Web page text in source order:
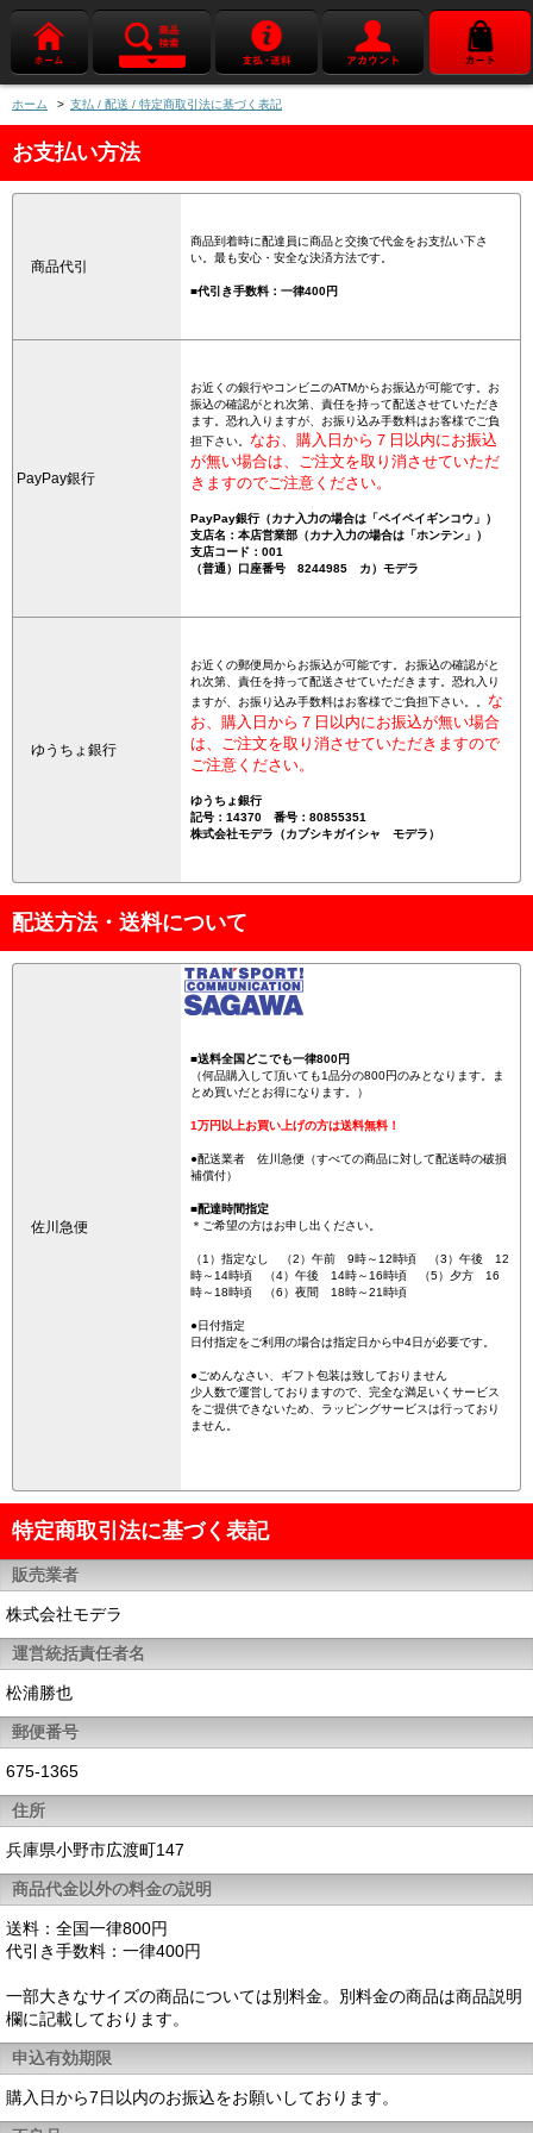
ホーム > 支払 / 配送 / 特定商取引法に基づく表記
お支払い方法
商品代引
商品到着時に配達員に商品と交換で代金をお支払い下さ
い。最も安心・安全な決済方法です。
■代引き手数料：一律400円
PayPay銀行
お近くの銀行やコンビニのATMからお振込が可能です。お
振込の確認がとれ次第、責任を持って配送させていただき
ます。恐れ入りますが、お振り込み手数料はお客様でご負
担下さい。 なお、購入日から７日以内にお振込
が無い場合は、ご注文を取り消させていただ
きますのでご注意ください。
PayPay銀行（カナ入力の場合は「ペイペイギンコウ」）
支店名：本店営業部（カナ入力の場合は「ホンテン」）
支店コード：001
（普通）口座番号 8244985 カ）モデラ
ゆうちょ銀行
お近くの郵便局からお振込が可能です。お振込の確認がと
れ次第、責任を持って配送させていただきます。恐れ入り
ますが、お振り込み手数料はお客様でご負担下さい。。 な
お、購入日から７日以内にお振込が無い場合
は、ご注文を取り消させていただきますので
ご注意ください。
ゆうちょ銀行
記号：14370 番号：80855351
株式会社モデラ（カブシキガイシャ モデラ）
配送方法・送料について
佐川急便
■送料全国どこでも一律800円
（何品購入して頂いても1品分の800円のみとなります。ま
とめ買いだとお得になります。）
1万円以上お買い上げの方は送料無料！
●配送業者 佐川急便（すべての商品に対して配送時の破損
補償付）
■配達時間指定
＊ご希望の方はお申し出ください。
（1）指定なし （2）午前 9時～12時頃 （3）午後 12
時～14時頃 （4）午後 14時～16時頃 （5）夕方 16
時～18時頃 （6）夜間 18時～21時頃
●日付指定
日付指定をご利用の場合は指定日から中4日が必要です。
●ごめんなさい、ギフト包装は致しておりません
少人数で運営しておりますので、完全な満足いくサービス
をご提供できないため、ラッピングサービスは行っており
ません。
特定商取引法に基づく表記
販売業者
株式会社モデラ
運営統括責任者名
松浦勝也
郵便番号
675-1365
住所
兵庫県小野市広渡町147
商品代金以外の料金の説明
送料：全国一律800円
代引き手数料：一律400円
一部大きなサイズの商品については別料金。別料金の商品は商品説明
欄に記載しております。
申込有効期限
購入日から7日以内のお振込をお願いしております。